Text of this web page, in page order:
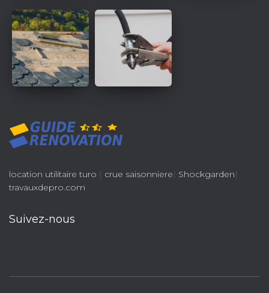
location utilitaire turo | crue saisonniere| Shockgarden|
travauxdepro.com
Suivez-nous